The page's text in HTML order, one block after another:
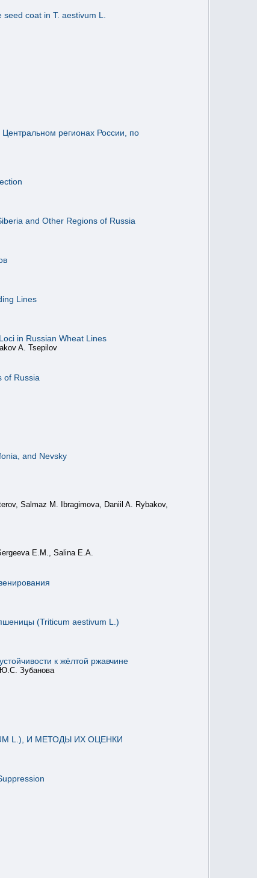
coat in T. aestivum L.
регионах России, по
and Other Regions of Russia
Lines
in Russian Wheat Lines
A. Tsepilov
of Russia
and Nevsky
Salmaz M. Ibragimova, Daniil A. Rybakov,
E.M., Salina E.A.
(Triticum aestivum L.)
к жёлтой ржавчине
Зубанова
L.), И МЕТОДЫ ИХ ОЦЕНКИ